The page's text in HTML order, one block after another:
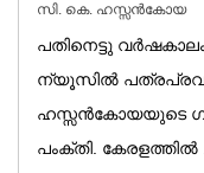
സി. കെ. ഹസ്സൻകോയ
പതിനെട്ടു
ന്യൂസിൽ
ഹസ്സൻകോയയുടെ
പംക്തി. കേരളത്തിൽ